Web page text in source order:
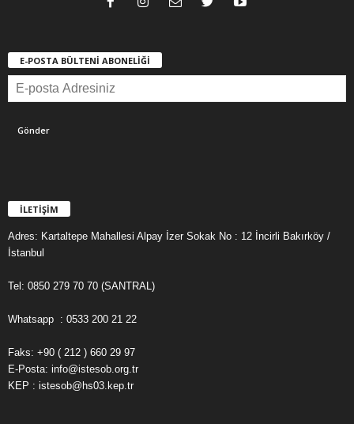
E-POSTA BÜLTENİ ABONELİĞİ
İLETİŞİM
Adres: Kartaltepe Mahallesi Alpay İzer Sokak No : 12 İncirli Bakırköy /
İstanbul
Tel: 0850 279 70 70 (SANTRAL)
Whatsapp : 0533 200 21 22
Faks: +90 ( 212 ) 660 29 97
E-Posta: info@istesob.org.tr
KEP : istesob@hs03.kep.tr